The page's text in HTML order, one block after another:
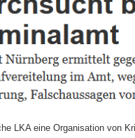
LKA eine Organisation von